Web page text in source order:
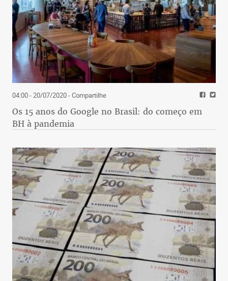
04:00 - 20/07/2020- Compartilhe
Os 15 anos do Google no Brasil: do começo em
BH à pandemia